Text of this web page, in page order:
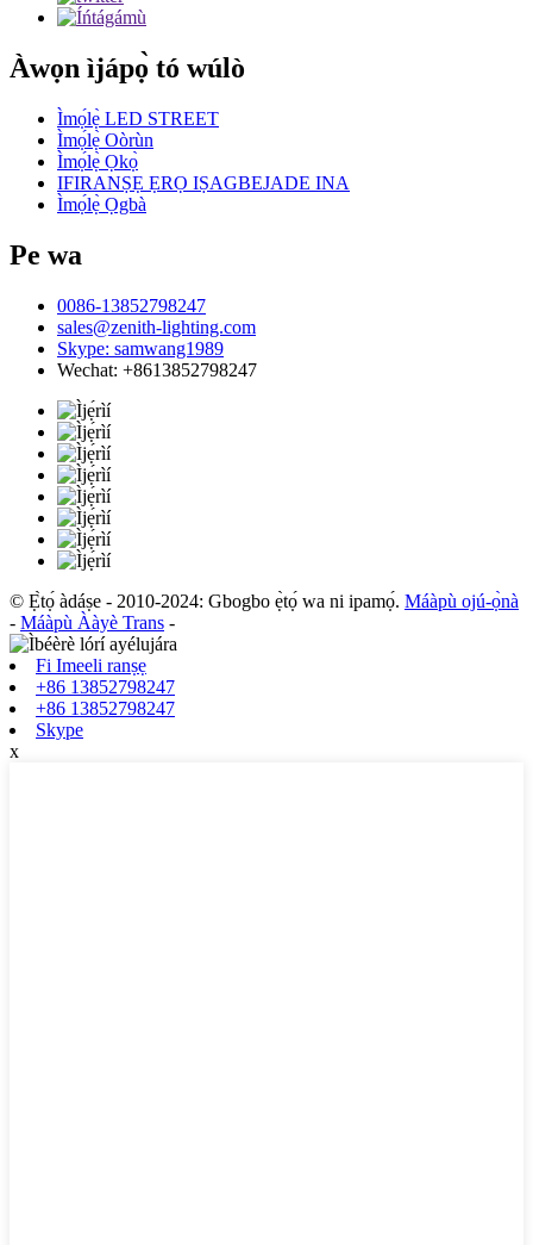
Àwọn ìjápọ̀ tó wúlò
Ìmọ́lẹ̀ LED STREET
Ìmọ́lẹ̀ Oòrùn
Ìmọ́lẹ̀ Ọkọ̀
IFIRANṢẸ ẸRỌ IṢAGBEJADE INA
Ìmọ́lẹ̀ Ọgbà
Pe wa
0086-13852798247
sales@zenith-lighting.com
Skype: samwang1989
Wechat: +8613852798247
© Ẹ̀tọ́ àdáṣe - 2010-2024: Gbogbo ẹ̀tọ́ wa ni ipamọ́. Máàpù ojú-ọ̀nà
- Máàpù Ààyè Trans -
Fi Imeeli ranṣẹ
+86 13852798247
+86 13852798247
Skype
x